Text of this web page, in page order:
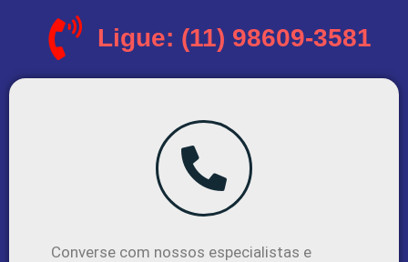
Ligue: (11) 98609-3581
Converse com nossos especialistas e